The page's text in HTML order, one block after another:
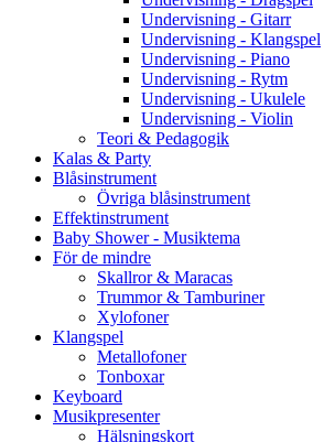
Undervisning - Gitarr
Undervisning - Klangspel
Undervisning - Piano
Undervisning - Rytm
Undervisning - Ukulele
Undervisning - Violin
Teori & Pedagogik
Kalas & Party
Blåsinstrument
Övriga blåsinstrument
Effektinstrument
Baby Shower - Musiktema
För de mindre
Skallror & Maracas
Trummor & Tamburiner
Xylofoner
Klangspel
Metallofoner
Tonboxar
Keyboard
Musikpresenter
Hälsningskort